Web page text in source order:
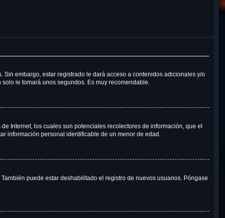
embargo, estar registrado le dará acceso a contenidos adicionales y/o
le tomará unos segundos. Es muy recomendable.
Internet, los cuales son potenciales recolectores de información, que el
información personal identificable de un menor de edad.
puede estar deshabilitado el registro de nuevos usuarios. Póngase